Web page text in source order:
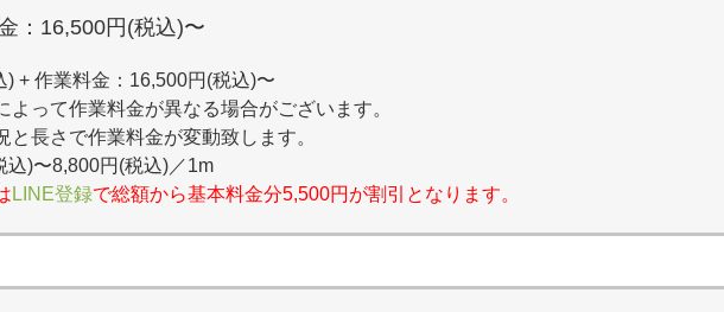
：16,500円(税込)〜
+ 作業料金：16,500円(税込)〜
って作業料金が異なる場合がございます。
長さで作業料金が変動致します。
)〜8,800円(税込)／1m
LINE登録で総額から基本料金分5,500円が割引となります。